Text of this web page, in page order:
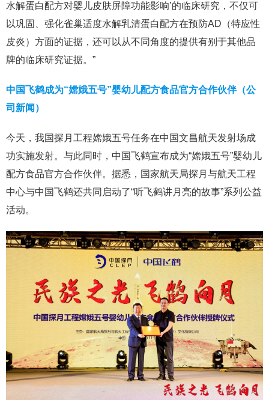
水解蛋白配方对婴儿皮肤屏障功能影响’的临床研究，不仅可
以巩固、强化雀巢适度水解乳清蛋白配方在预防AD（特应性
皮炎）方面的证据，还可以从不同角度的提供有别于其他品
牌的临床研究证据。”
中国飞鹤成为“嫦娥五号”婴幼儿配方食品官方合作伙伴（公
司新闻）
今天，我国探月工程嫦娥五号任务在中国文昌航天发射场成
功实施发射。与此同时，中国飞鹤宣布成为“嫦娥五号”婴幼儿
配方食品官方合作伙伴。据悉，国家航天局探月与航天工程
中心与中国飞鹤还共同启动了“听飞鹤讲月亮的故事”系列公益
活动。